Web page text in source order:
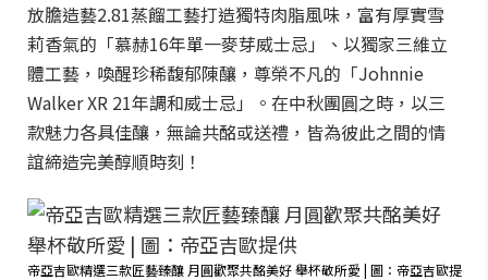
放膽造藝2.81蒸餾工藝打造獨特肉脂風味，富有厚實雪
莉香氣的「慕赫16年單一麥芽威士忌」、以獨家三維立
體工藝，喚醒珍稀馥郁陳釀，尊榮不凡的「Johnnie
Walker XR 21年調和威士忌」。在中秋團圓之時，以三
款魅力各具佳釀，無論共酩或送禮，皆為彼此之間的情
誼締造完美醇順時刻！
帝亞吉歐精選三款匠藝臻釀 月圓歡聚共酩美好 舉杯敬所愛 | 圖：帝亞吉歐提